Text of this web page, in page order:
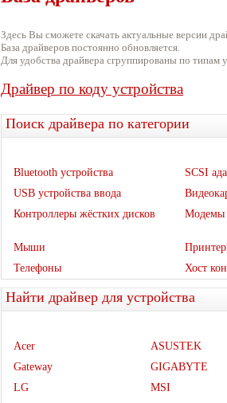
Здесь Вы сможете скачать актуальные версии
База драйверов постоянно обновляется.
Для удобства драйвера сгруппированы по типам
Драйвер по коду устройства
Поиск драйвера по категории
Bluetooth устройства SCSI
USB устройства ввода
Контроллеры жёстких дисков
Модемы
Мыши
Телефоны
Хост
Найти драйвер для устройства
Acer ASUSTEK
Gateway
GIGABYTE
LG
MSI